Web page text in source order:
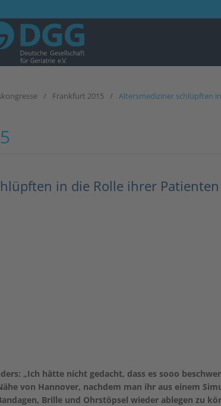
Frankfurt 2015 Altersmediziner schlüpften
in die Rolle ihrer Patienten
„Ich hätte nicht gedacht, dass es sooo
von Hannover, nachdem man ihr aus einem
Brille und Ohrstöpsel wieder ablegen zu